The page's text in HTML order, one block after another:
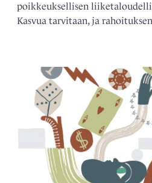
poikkeuksellisen
Kasvua tarvitaan, ja